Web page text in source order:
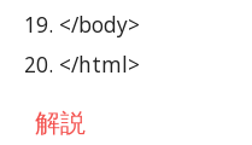
</body>
</html>
解説